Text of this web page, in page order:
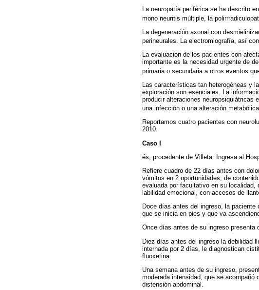
La neuropatía periférica se ha descrito
mono neuritis múltiple, la
La degeneración axonal con
perineurales. La electromiografía, así
La evaluación de los pacientes con
importante es la necesidad urgente de
primaria o secundaria a otros eventos
Las características tan heterogéneas y
exploración son esenciales. La
producir alteraciones neuropsiquiátricas
una infección o una alteración
Reportamos cuatro pacientes con
2010.
Caso I
és, procedente de Villeta. Ingresa al
Refiere cuadro de 22 días antes con
vómitos en 2 oportunidades, de
evaluada por facultativo en su localidad,
labilidad emocional, con accesos de
Doce días antes del ingreso, la
que se inicia en pies y que va
Once días antes de su ingreso presenta
Diez días antes del ingreso la debilidad
internada por 2 días, le diagnostican
fluoxetina.
Una semana antes de su ingreso,
moderada intensidad, que se
distensión abdominal.